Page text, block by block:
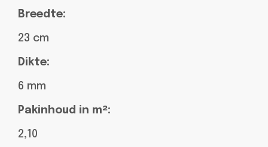
Breedte:
23 cm
Dikte:
6 mm
Pakinhoud in m²:
2,10